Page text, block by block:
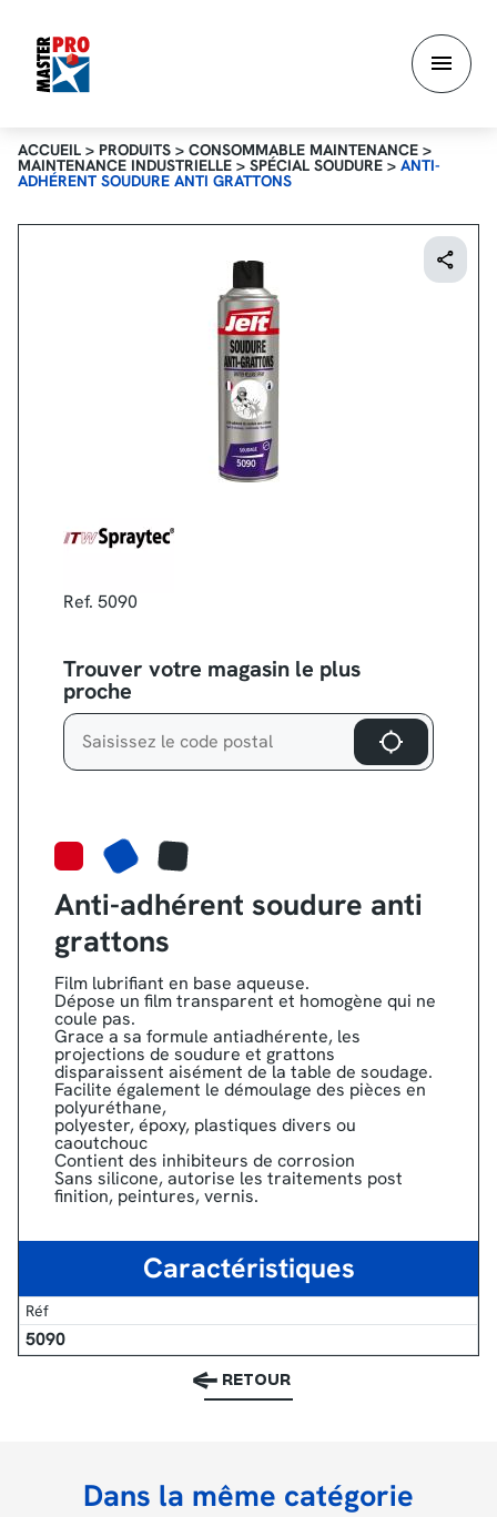
contenu
principal
ACCUEIL > PRODUITS > CONSOMMABLE MAINTENANCE >
MAINTENANCE INDUSTRIELLE > SPÉCIAL SOUDURE > ANTI-
ADHÉRENT SOUDURE ANTI GRATTONS
Ref. 5090
Trouver votre magasin le plus
proche
Anti-adhérent soudure anti
grattons
Film lubrifiant en base aqueuse.
Dépose un film transparent et homogène qui ne
coule pas.
Grace a sa formule antiadhérente, les
projections de soudure et grattons
disparaissent aisément de la table de soudage.
Facilite également le démoulage des pièces en
polyuréthane,
polyester, époxy, plastiques divers ou
caoutchouc
Contient des inhibiteurs de corrosion
Sans silicone, autorise les traitements post
finition, peintures, vernis.
Caractéristiques
Réf
5090
RETOUR
Dans la même catégorie